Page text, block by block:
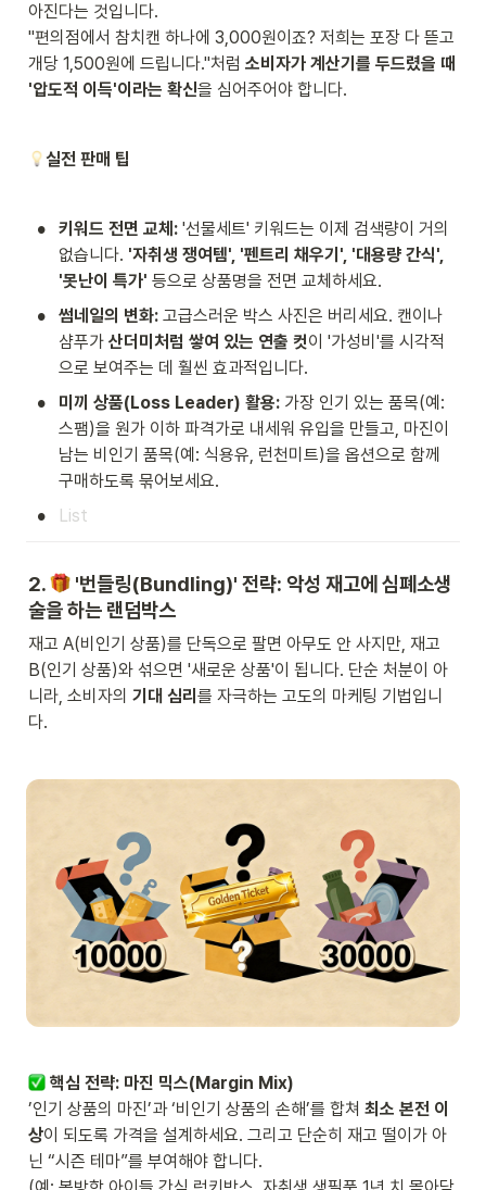
아진다는 것입니다.
"편의점에서 참치캔 하나에 3,000원이죠? 저희는 포장 다 뜯고
개당 1,500원에 드립니다."처럼 소비자가 계산기를 두드렸을 때
'압도적 이득'이라는 확신을 심어주어야 합니다.
실전 판매 팁
• 키워드 전면 교체: '선물세트' 키워드는 이제 검색량이 거의
없습니다. '자취생 쟁여템', '펜트리 채우기', '대용량 간식',
'못난이 특가' 등으로 상품명을 전면 교체하세요.
• 썸네일의 변화: 고급스러운 박스 사진은 버리세요. 캔이나
샴푸가 산더미처럼 쌓여 있는 연출 컷이 '가성비'를 시각적
으로 보여주는 데 훨씬 효과적입니다.
• 미끼 상품(Loss Leader) 활용: 가장 인기 있는 품목(예:
스팸)을 원가 이하 파격가로 내세워 유입을 만들고, 마진이
남는 비인기 품목(예: 식용유, 런천미트)을 옵션으로 함께
구매하도록 묶어보세요.
•
2.
'번들링(Bundling)' 전략: 악성 재고에 심폐소생
술을 하는 랜덤박스
재고 A(비인기 상품)를 단독으로 팔면 아무도 안 사지만, 재고
B(인기 상품)와 섞으면 '새로운 상품'이 됩니다. 단순 처분이 아
니라, 소비자의 기대 심리 를 자극하는 고도의 마케팅 기법입니
다.
핵심 전략: 마진 믹스(Margin Mix)
’인기 상품의 마진’과 ‘비인기 상품의 손해’를 합쳐 최소 본전 이
상이 되도록 가격을 설계하세요. 그리고 단순히 재고 떨이가 아
닌 “시즌 테마”를 부여해야 합니다.